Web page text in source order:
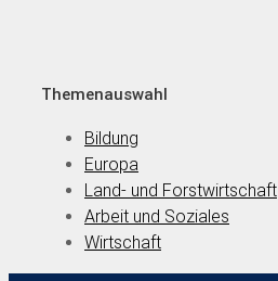
Themenauswahl
Bildung
Europa
Land- und Forstwirtschaft
Arbeit und Soziales
Wirtschaft